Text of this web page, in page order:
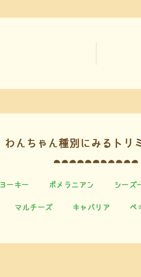
わんちゃん種別にみるトリ
ヨーキー ポメラニアン シーズ
マルチーズ キャバリア ペ